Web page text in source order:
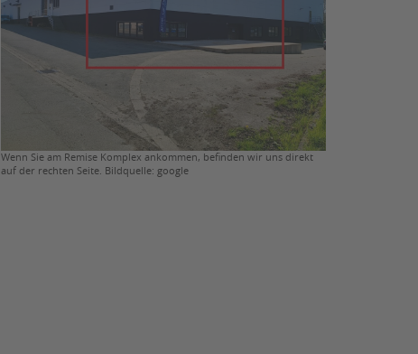
Wenn Sie am Remise Komplex ankommen, befinden wir uns direkt
auf der rechten Seite. Bildquelle: google